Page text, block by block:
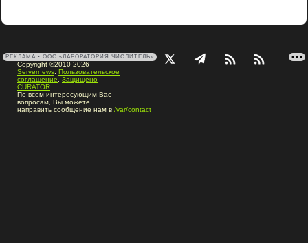
РЕКЛАМА • ООО «ЛАБОРАТОРИЯ ЧИСЛИТЕЛЬ»
Copyright ©2010-2026
Servernews Пользовательское
соглашение
Защищено
CURATOR
По всем интересующим Вас
вопросам, Вы можете
направить сообщение нам в /var/contact